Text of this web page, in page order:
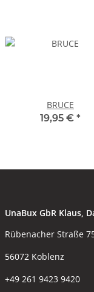
BRUCE
19,95 € *
UnaBux GbR Klaus,
Rübenacher Straße
56072 Koblenz
+49 261 9423 9420